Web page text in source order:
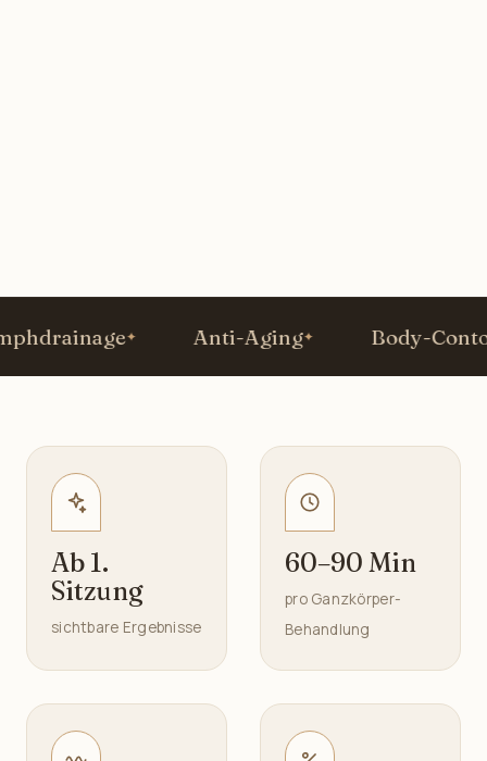
Anti-Aging Body-
Ab 1.
Sitzung
sichtbare Ergebnisse
60–90 Min
pro Ganzkörper-
Behandlung